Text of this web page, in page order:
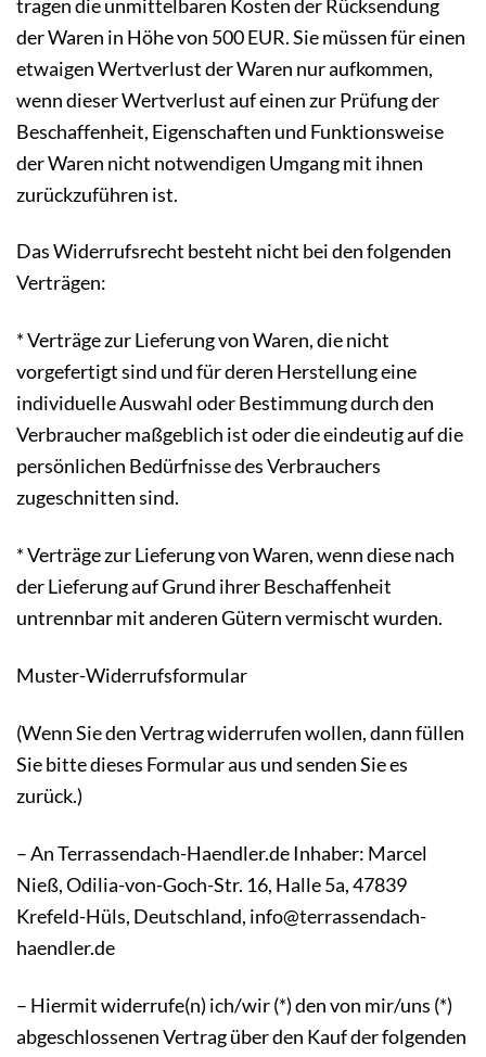
tragen die unmittelbaren Kosten der Rücksendung
der Waren in Höhe von 500 EUR. Sie müssen für einen
etwaigen Wertverlust der Waren nur aufkommen,
wenn dieser Wertverlust auf einen zur Prüfung der
Beschaffenheit, Eigenschaften und Funktionsweise
der Waren nicht notwendigen Umgang mit ihnen
zurückzuführen ist.
Das Widerrufsrecht besteht nicht bei den folgenden
Verträgen:
* Verträge zur Lieferung von Waren, die nicht
vorgefertigt sind und für deren Herstellung eine
individuelle Auswahl oder Bestimmung durch den
Verbraucher maßgeblich ist oder die eindeutig auf die
persönlichen Bedürfnisse des Verbrauchers
zugeschnitten sind.
* Verträge zur Lieferung von Waren, wenn diese nach
der Lieferung auf Grund ihrer Beschaffenheit
untrennbar mit anderen Gütern vermischt wurden.
Muster-Widerrufsformular
(Wenn Sie den Vertrag widerrufen wollen, dann füllen
Sie bitte dieses Formular aus und senden Sie es
zurück.)
– An Terrassendach-Haendler.de Inhaber: Marcel
Nieß, Odilia-von-Goch-Str. 16, Halle 5a, 47839
Krefeld-Hüls, Deutschland, info@terrassendach-
haendler.de
– Hiermit widerrufe(n) ich/wir (*) den von mir/uns (*)
abgeschlossenen Vertrag über den Kauf der folgenden